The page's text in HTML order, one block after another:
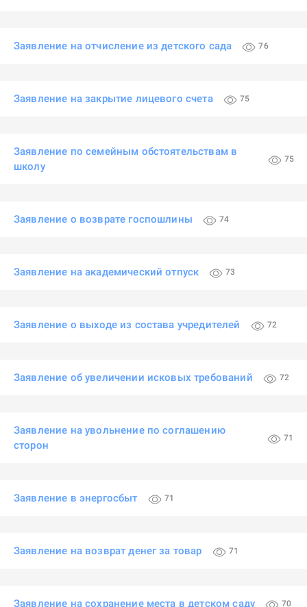
Заявление на отчисление из детского сада 76
Заявление на закрытие лицевого счета 75
Заявление по семейным обстоятельствам в
школу
75
Заявление о возврате госпошлины 74
Заявление на академический отпуск 73
Заявление о выходе из состава учредителей 72
Заявление об увеличении исковых требований 72
Заявление на увольнение по соглашению
сторон
71
Заявление в энергосбыт 71
Заявление на возврат денег за товар 71
Заявление на сохранение места в детском саду 70